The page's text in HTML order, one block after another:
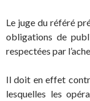
Le juge du référé
obligations de
respectées par
Il doit en effet
lesquelles les